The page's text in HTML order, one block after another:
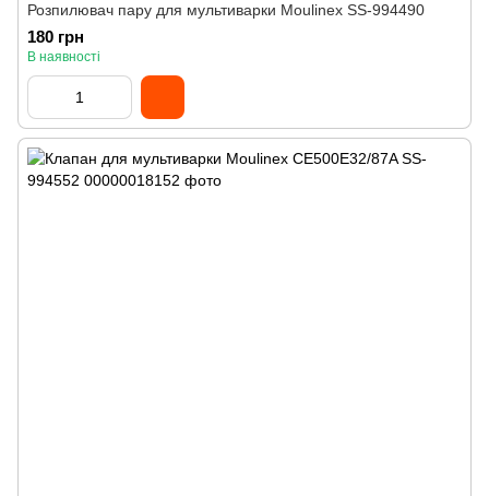
Розпилювач пару для мультиварки Moulinex SS-994490
180 грн
В наявності